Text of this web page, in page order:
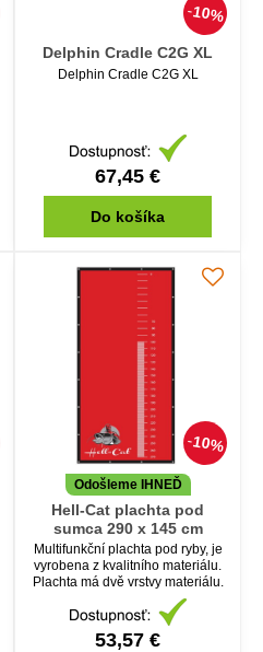
10%
Delphin Cradle C2G XL
Delphin Cradle C2G XL
67,45 €
Do košíka
10%
Odošleme IHNEĎ
Hell-Cat plachta pod
sumca 290 x 145 cm
Multifunkční plachta pod ryby, je
vyrobena z kvalitního materiálu.
Plachta má dvě vrstvy materiálu.
53,57 €